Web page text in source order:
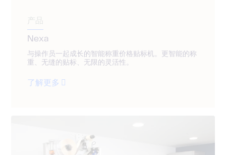
产品
Nexa
与操作员一起成长的智能称重价格贴标机。更智能的称
重、无缝的贴标、无限的灵活性。
了解更多